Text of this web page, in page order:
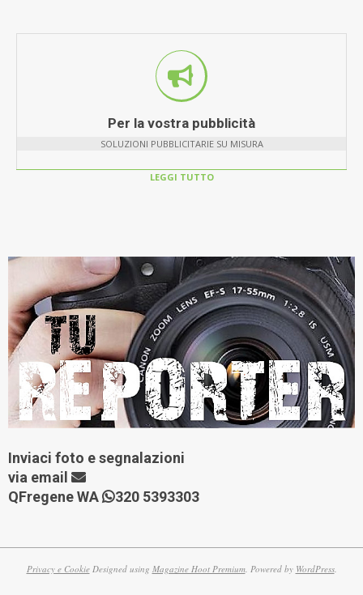
Per la vostra pubblicità
SOLUZIONI PUBBLICITARIE SU MISURA
LEGGI TUTTO
Inviaci foto e segnalazioni
via email
QFregene WA
320 5393303
Privacy e CookieDesigned using Magazine Hoot Premium. Powered by WordPress.